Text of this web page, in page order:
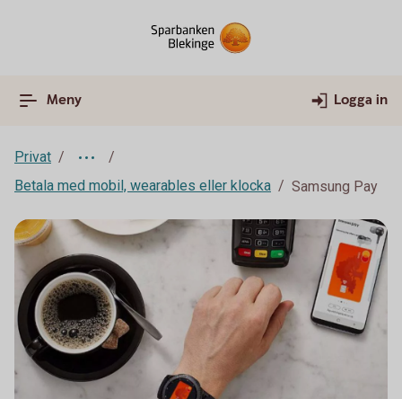
Meny Logga in
Privat
Betala med mobil, wearables eller klocka
Samsung Pay